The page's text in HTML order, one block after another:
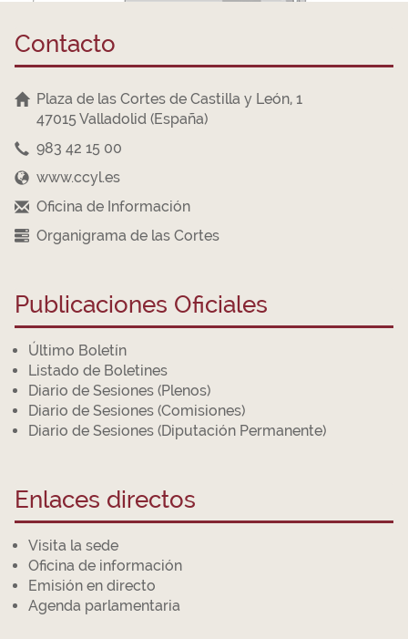
Contacto
Plaza de las Cortes de Castilla y León, 1
47015 Valladolid (España)
983 42 15 00
www.ccyl.es
Oficina de Información
Organigrama de las Cortes
Publicaciones Oficiales
Último Boletín
Listado de Boletines
Diario de Sesiones (Plenos)
Diario de Sesiones (Comisiones)
Diario de Sesiones (Diputación Permanente)
Enlaces directos
Visita la sede
Oficina de información
Emisión en directo
Agenda parlamentaria